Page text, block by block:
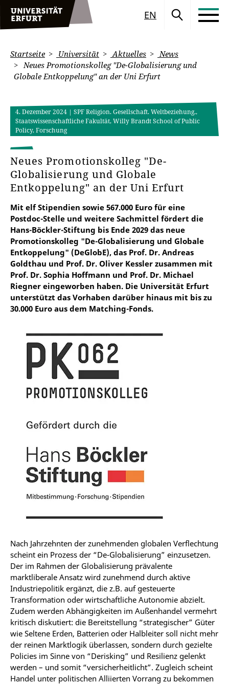
EN
Startseite Universität Aktuelles
News
Neues Promotionskolleg "De-Globalisierung und
Globale Entkoppelung" an der Uni Erfurt
4. Dezember 2024 | SPF Religion. Gesellschaft. Weltbeziehung.,
Staatswissenschaftliche Fakultät, Willy Brandt School of Public
Policy, Forschung
Neues Promotionskolleg "De-
Globalisierung und Globale
Entkoppelung" an der Uni Erfurt
Mit elf Stipendien sowie 567.000 Euro für eine
Postdoc-Stelle und weitere Sachmittel fördert die
Hans-Böckler-Stiftung bis Ende 2029 das neue
Promotionskolleg "De-Globalisierung und Globale
Entkoppelung" (DeGlobE), das Prof. Dr. Andreas
Goldthau und Prof. Dr. Oliver Kessler zusammen mit
Prof. Dr. Sophia Hoffmann und Prof. Dr. Michael
Riegner eingeworben haben. Die Universität Erfurt
unterstützt das Vorhaben darüber hinaus mit bis zu
30.000 Euro aus dem Matching-Fonds.
Nach Jahrzehnten der zunehmenden globalen Verflechtung
scheint ein Prozess der “De-Globalisierung” einzusetzen.
Der im Rahmen der Globalisierung prävalente
marktliberale Ansatz wird zunehmend durch aktive
Industriepolitik ergänzt, die z.B. auf gesteuerte
Transformation oder wirtschaftliche Autonomie abzielt.
Zudem werden Abhängigkeiten im Außenhandel vermehrt
kritisch diskutiert: die Bereitstellung “strategischer” Güter
wie Seltene Erden, Batterien oder Halbleiter soll nicht mehr
der reinen Marktlogik überlassen, sondern durch gezielte
Policies im Sinne von “Derisking” und Resilienz gelenkt
werden – und somit “versicherheitlicht”. Zugleich scheint
Handel unter politischen Alliierten Vorrang zu bekommen